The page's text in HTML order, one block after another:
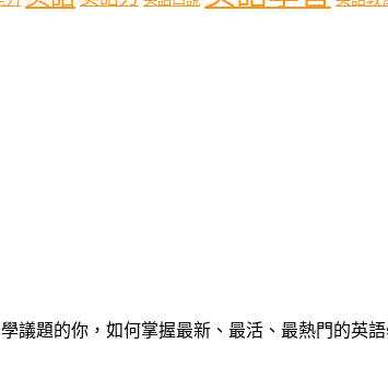
議題的你，如何掌握最新、最活、最熱門的英